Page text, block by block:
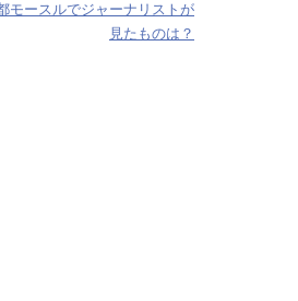
モースルでジャーナリストが
見たものは？